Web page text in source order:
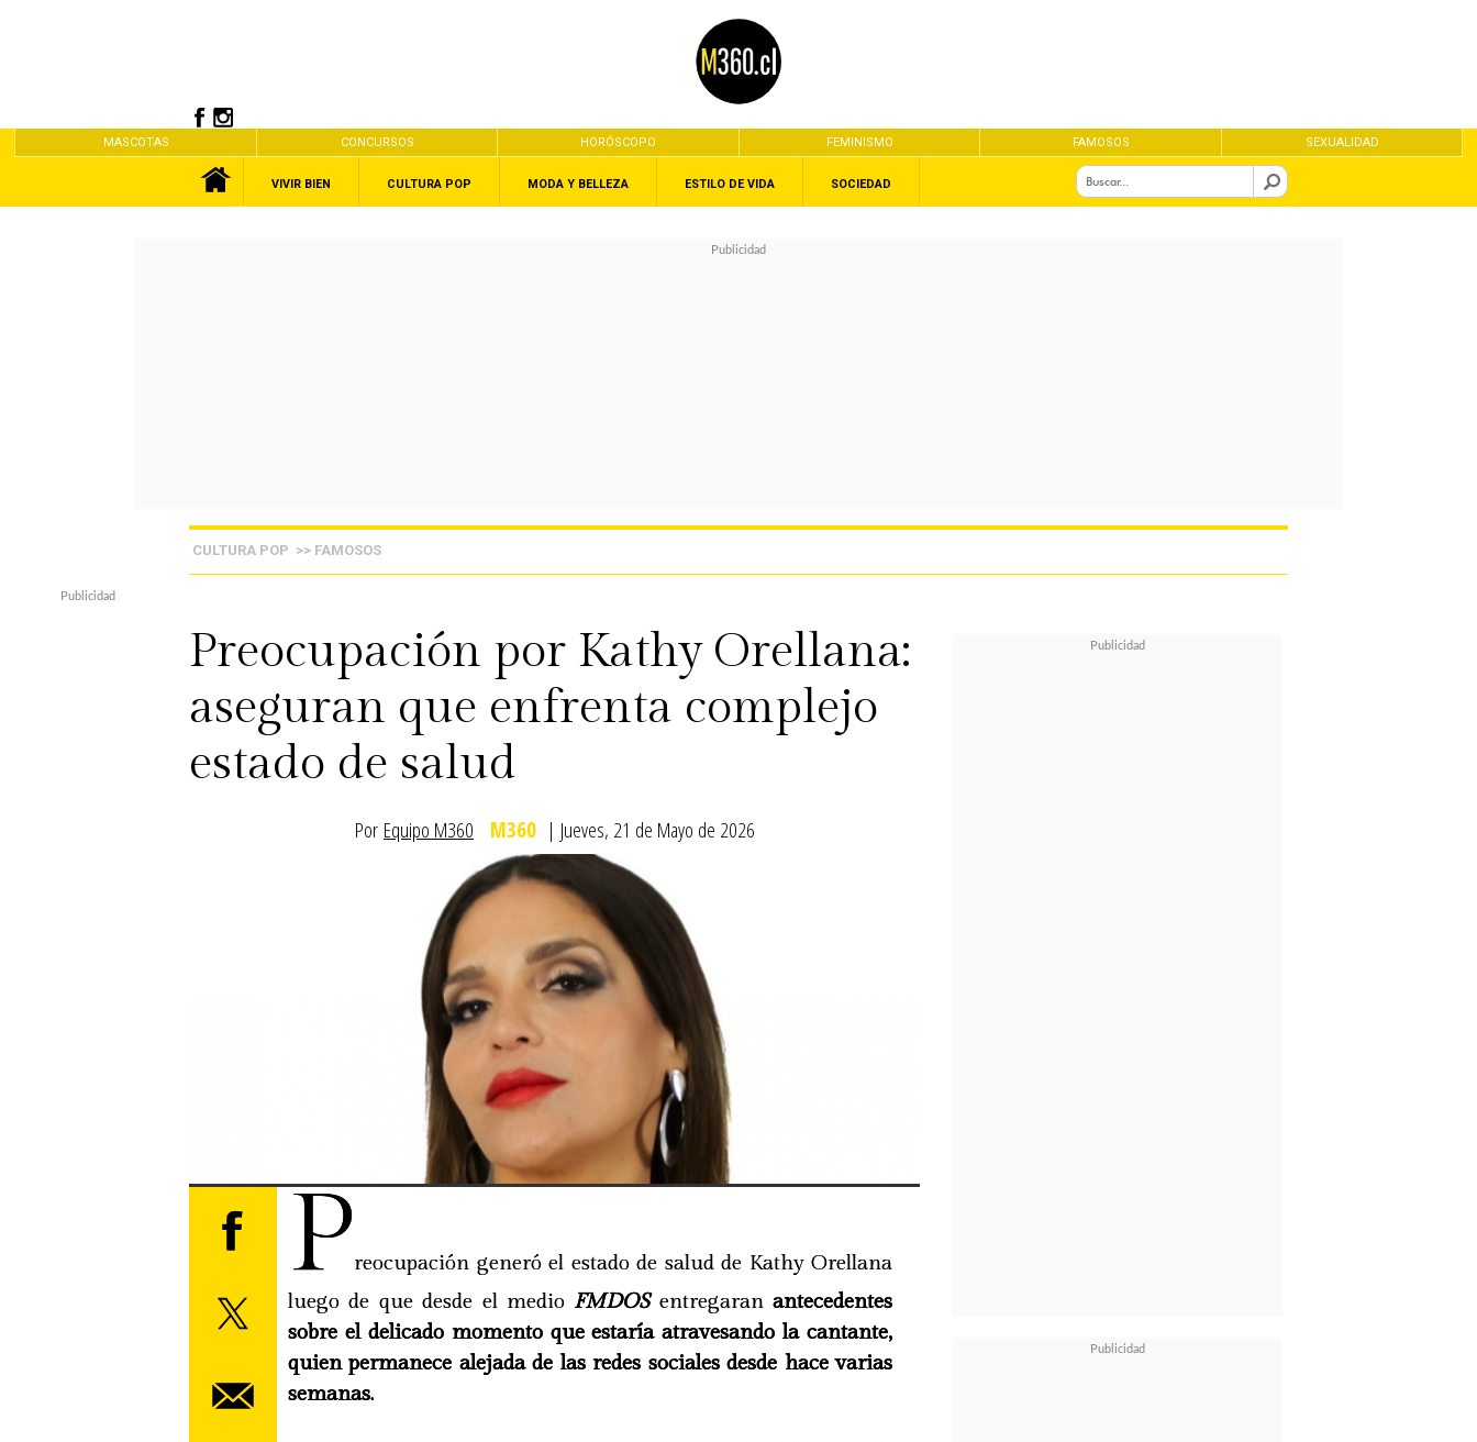
MASCOTAS CONCURSOS HORÓSCOPO FEMINISMO FAMOSOS SEXUALIDAD
VIVIR BIEN CULTURA POP MODA Y BELLEZA ESTILO DE VIDA SOCIEDAD
CULTURA POP >> FAMOSOS
Preocupación por Kathy Orellana:
aseguran que enfrenta complejo
estado de salud
Por Equipo M360 M360 | Jueves, 21 de Mayo de 2026
Preocupación generó el estado de salud de Kathy Orellana
luego de que desde el medioFMDOS entregaran antecedentes
sobre el delicado momento que estaría atravesando la cantante,
quien permanece alejada de las redes sociales desde hace varias
semanas.